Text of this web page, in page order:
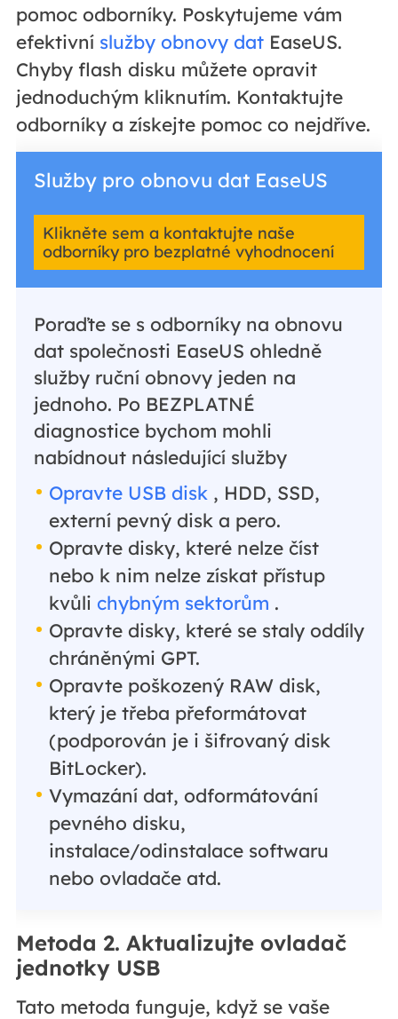
pomoc odborníky. Poskytujeme vám
efektivní služby obnovy datEaseUS.
Chyby flash disku můžete opravit
jednoduchým kliknutím. Kontaktujte
odborníky a získejte pomoc co nejdříve.
Služby pro obnovu dat EaseUS
Klikněte sem a kontaktujte naše
odborníky pro bezplatné vyhodnocení
Poraďte se s odborníky na obnovu
dat společnosti EaseUS ohledně
služby ruční obnovy jeden na
jednoho. Po BEZPLATNÉ
diagnostice bychom mohli
nabídnout následující služby
Opravte USB disk, HDD, SSD,
externí pevný disk a pero.
Opravte disky, které nelze číst
nebo k nim nelze získat přístup
kvůli chybným sektorům .
Opravte disky, které se staly oddíly
chráněnými GPT.
Opravte poškozený RAW disk,
který je třeba přeformátovat
(podporován je i šifrovaný disk
BitLocker).
Vymazání dat, odformátování
pevného disku,
instalace/odinstalace softwaru
nebo ovladače atd.
Metoda 2. Aktualizujte ovladač
jednotky USB
Tato metoda funguje, když se vaše